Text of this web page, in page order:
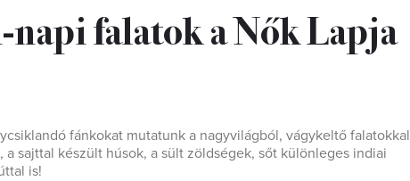
falatok a Nők Lapja
fánkokat mutatunk a nagyvilágból, vágykeltő falatokkal
sajttal készült húsok, a sült zöldségek, sőt különleges indiai
is!